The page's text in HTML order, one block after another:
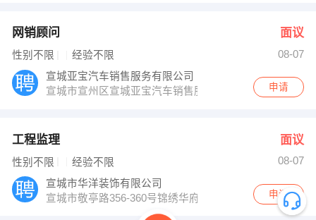
网销顾问 面议
性别不限 经验不限
08-07
宣城亚宝汽车销售服务有限公司
宣城市宣州区宣城亚宝汽车销售服务有限公司
申请
工程监理 面议
性别不限 经验不限
08-07
宣城市华洋装饰有限公司
宣城市敬亭路356-360号锦绣华府小区门面
申请